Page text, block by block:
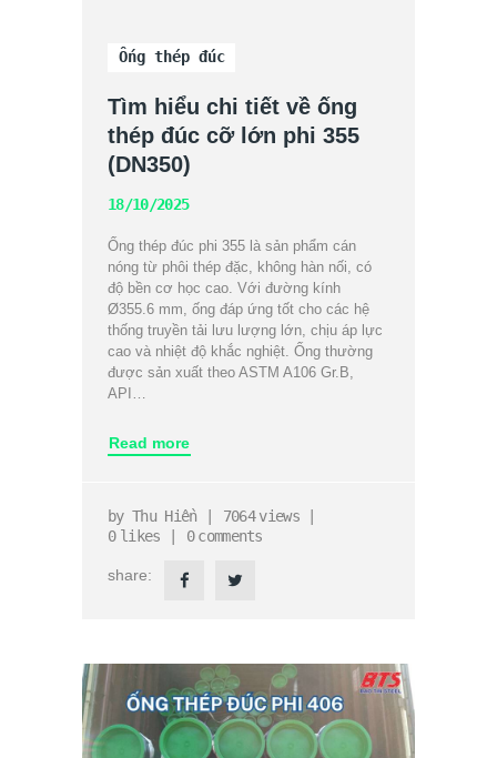
Ống thép đúc
Tìm hiểu chi tiết về ống
thép đúc cỡ lớn phi 355
(DN350)
18/10/2025
Ống thép đúc phi 355 là sản phẩm cán
nóng từ phôi thép đặc, không hàn nối, có
độ bền cơ học cao. Với đường kính
Ø355.6 mm, ống đáp ứng tốt cho các hệ
thống truyền tải lưu lượng lớn, chịu áp lực
cao và nhiệt độ khắc nghiệt. Ống thường
được sản xuất theo ASTM A106 Gr.B,
API…
Read more
byThu Hiền 7064 views
0 likes 0 comments
share: